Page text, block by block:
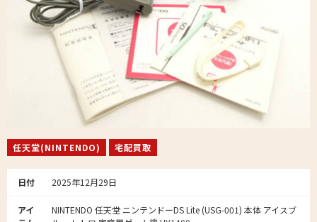
任天堂(NINTENDO) 宅配買取
日付 2025年12月29日
アイ
NINTENDO 任天堂 ニンテンドーDS Lite (USG-001) 本体 アイスブ